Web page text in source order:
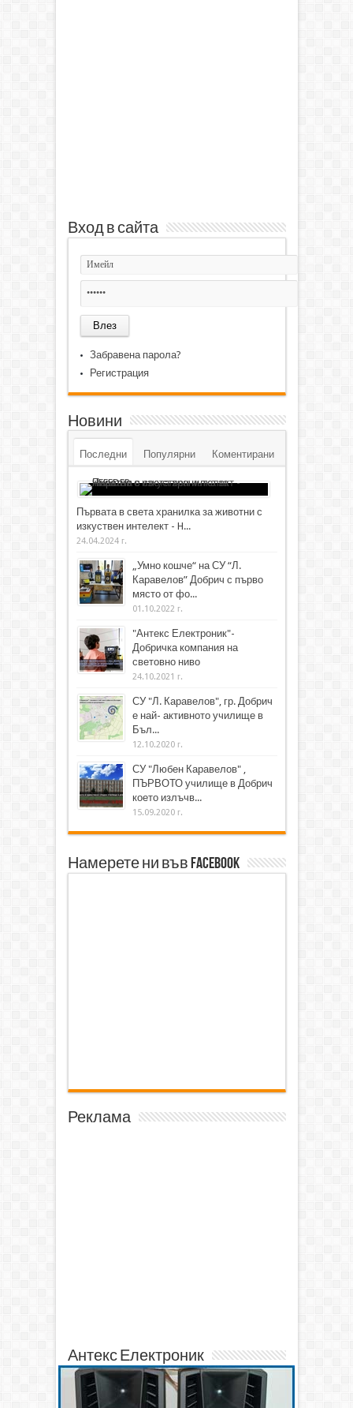
Вход в сайта
Забравена парола?
Регистрация
Новини
Последни Популярни Коментирани
Първата в света хранилка за животни с
изкуствен интелект - H...
24.04.2024 г.
„Умно кошче“ на СУ “Л.
Каравелов” Добрич с първо
място от фо...
01.10.2022 г.
"Антекс Електроник"-
Добричка компания на
световно ниво
24.10.2021 г.
СУ "Л. Каравелов", гр. Добрич
е най- активното училище в
Бъл...
12.10.2020 г.
СУ "Любен Каравелов" ,
ПЪРВОТО училище в Добрич
което излъчв...
15.09.2020 г.
Намерете ни във Facebook
Реклама
Антекс Електроник